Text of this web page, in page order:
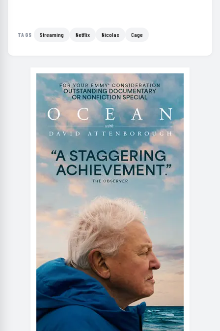
TAGS Streaming Netflix Nicolas Cage